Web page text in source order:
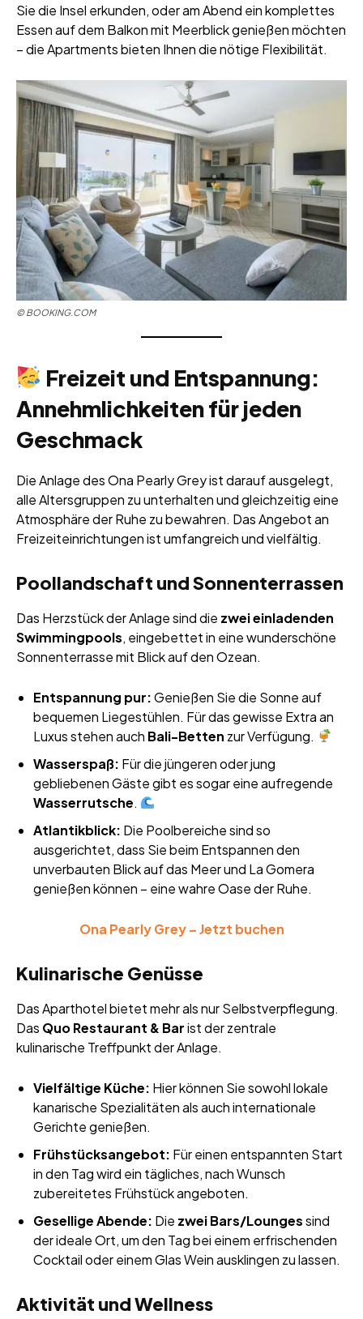
Sie die Insel erkunden, oder am Abend ein komplettes
Essen auf dem Balkon mit Meerblick genießen möchten
– die Apartments bieten Ihnen die nötige Flexibilität.
©BOOKING.COM
Freizeit und Entspannung:
Annehmlichkeiten für jeden
Geschmack
Die Anlage des Ona Pearly Grey ist darauf ausgelegt,
alle Altersgruppen zu unterhalten und gleichzeitig eine
Atmosphäre der Ruhe zu bewahren. Das Angebot an
Freizeiteinrichtungen ist umfangreich und vielfältig.
Poollandschaft und Sonnenterrassen
Das Herzstück der Anlage sind die zwei einladenden
Swimmingpools, eingebettet in eine wunderschöne
Sonnenterrasse mit Blick auf den Ozean.
Entspannung pur:Genießen Sie die Sonne auf
bequemen Liegestühlen. Für das gewisse Extra an
Luxus stehen auch Bali-Betten zur Verfügung.
Wasserspaß: Für die jüngeren oder jung
gebliebenen Gäste gibt es sogar eine aufregende
Wasserrutsche.
Atlantikblick: Die Poolbereiche sind so
ausgerichtet, dass Sie beim Entspannen den
unverbauten Blick auf das Meer und La Gomera
genießen können – eine wahre Oase der Ruhe.
Ona Pearly Grey – Jetzt buchen
Kulinarische Genüsse
Das Aparthotel bietet mehr als nur Selbstverpflegung.
Das Quo Restaurant & Barist der zentrale
kulinarische Treffpunkt der Anlage.
Vielfältige Küche: Hier können Sie sowohl lokale
kanarische Spezialitäten als auch internationale
Gerichte genießen.
Frühstücksangebot: Für einen entspannten Start
in den Tag wird ein tägliches, nach Wunsch
zubereitetes Frühstück angeboten.
Gesellige Abende: Die zwei Bars/Loungessind
der ideale Ort, um den Tag bei einem erfrischenden
Cocktail oder einem Glas Wein ausklingen zu lassen.
Aktivität und Wellness